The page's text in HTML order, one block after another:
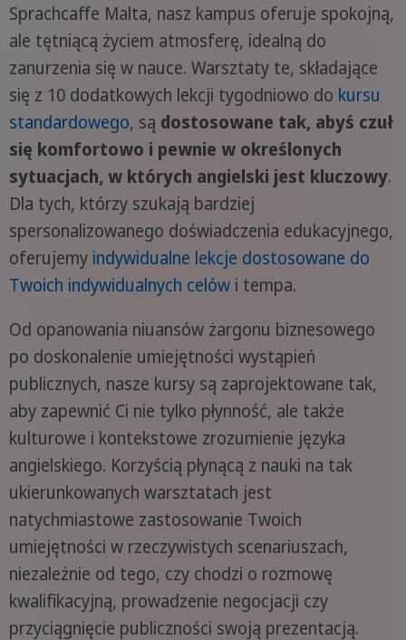
Sprachcaffe Malta, nasz kampus oferuje spokojną,
ale tętniącą życiem atmosferę, idealną do
zanurzenia się w nauce. Warsztaty te, składające
się z 10 dodatkowych lekcji tygodniowo do kursu
standardowego, są dostosowane tak, abyś czuł
się komfortowo i pewnie w określonych
sytuacjach, w których angielski jest kluczowy.
Dla tych, którzy szukają bardziej
spersonalizowanego doświadczenia edukacyjnego,
oferujemy indywidualne lekcje dostosowane do
Twoich indywidualnych celówi tempa.
Od opanowania niuansów żargonu biznesowego
po doskonalenie umiejętności wystąpień
publicznych, nasze kursy są zaprojektowane tak,
aby zapewnić Ci nie tylko płynność, ale także
kulturowe i kontekstowe zrozumienie języka
angielskiego. Korzyścią płynącą z nauki na tak
ukierunkowanych warsztatach jest
natychmiastowe zastosowanie Twoich
umiejętności w rzeczywistych scenariuszach,
niezależnie od tego, czy chodzi o rozmowę
kwalifikacyjną, prowadzenie negocjacji czy
przyciągnięcie publiczności swoją prezentacją.